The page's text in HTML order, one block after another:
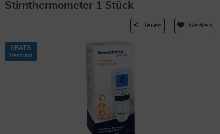
Stirnthermometer 1 Stück
Teilen Merken
GRATIS
Versand